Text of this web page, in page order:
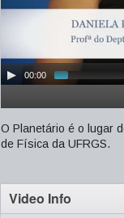
00:00
O Planetário é o lugar
de Física da UFRGS.
Video Info